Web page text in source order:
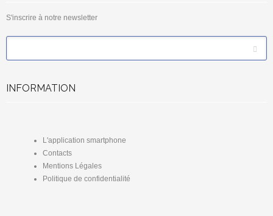
S'inscrire à notre newsletter
INFORMATION
L'application smartphone
Contacts
Mentions Légales
Politique de confidentialité